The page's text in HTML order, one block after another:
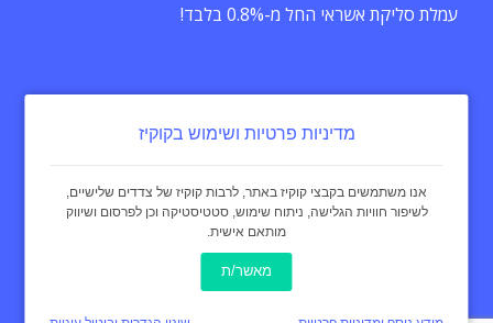
עמלת סליקת אשראי החל מ-0.8% בלבד!
מדיניות פרטיות
באינטרנט Invoice4u
מדיניות פרטיות ושימוש בקוקיז
אנו משתמשים בקבצי קוקיז באתר, לרבות קוקיז של צדדים שלישיים,
לשיפור חוויות הגלישה, ניתוח שימוש, סטטיסטיקה וכן לפרסום ושיווק
מותאם אישית.
מאשר/ת